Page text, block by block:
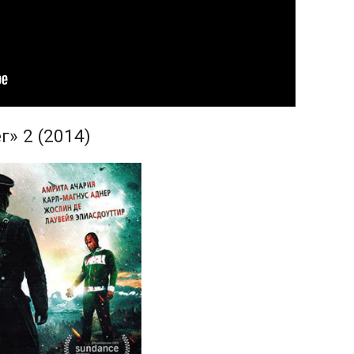
2 (2014)